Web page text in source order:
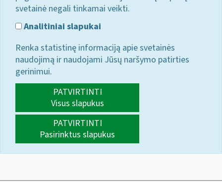
svetainė negali tinkamai veikti.
Analitiniai slapukai
Renka statistinę informaciją apie svetainės
naudojimą ir naudojami Jūsų naršymo patirties
gerinimui.
PATVIRTINTI
Visus slapukus
PATVIRTINTI
Pasirinktus slapukus